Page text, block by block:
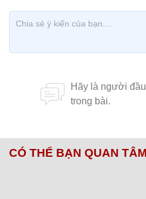
CÓ THỂ BẠN QUAN TÂM